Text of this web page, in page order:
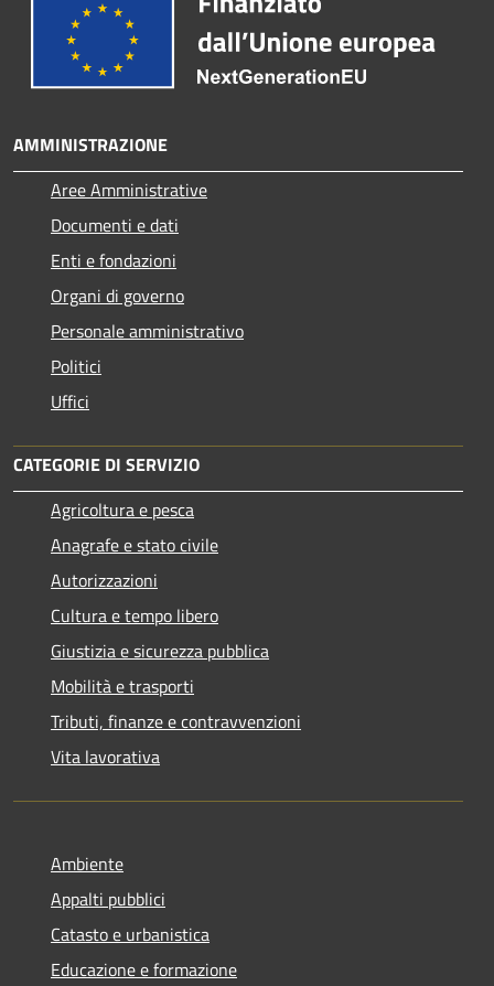
AMMINISTRAZIONE
Aree Amministrative
Documenti e dati
Enti e fondazioni
Organi di governo
Personale amministrativo
Politici
Uffici
CATEGORIE DI SERVIZIO
Agricoltura e pesca
Anagrafe e stato civile
Autorizzazioni
Cultura e tempo libero
Giustizia e sicurezza pubblica
Mobilità e trasporti
Tributi, finanze e contravvenzioni
Vita lavorativa
Ambiente
Appalti pubblici
Catasto e urbanistica
Educazione e formazione